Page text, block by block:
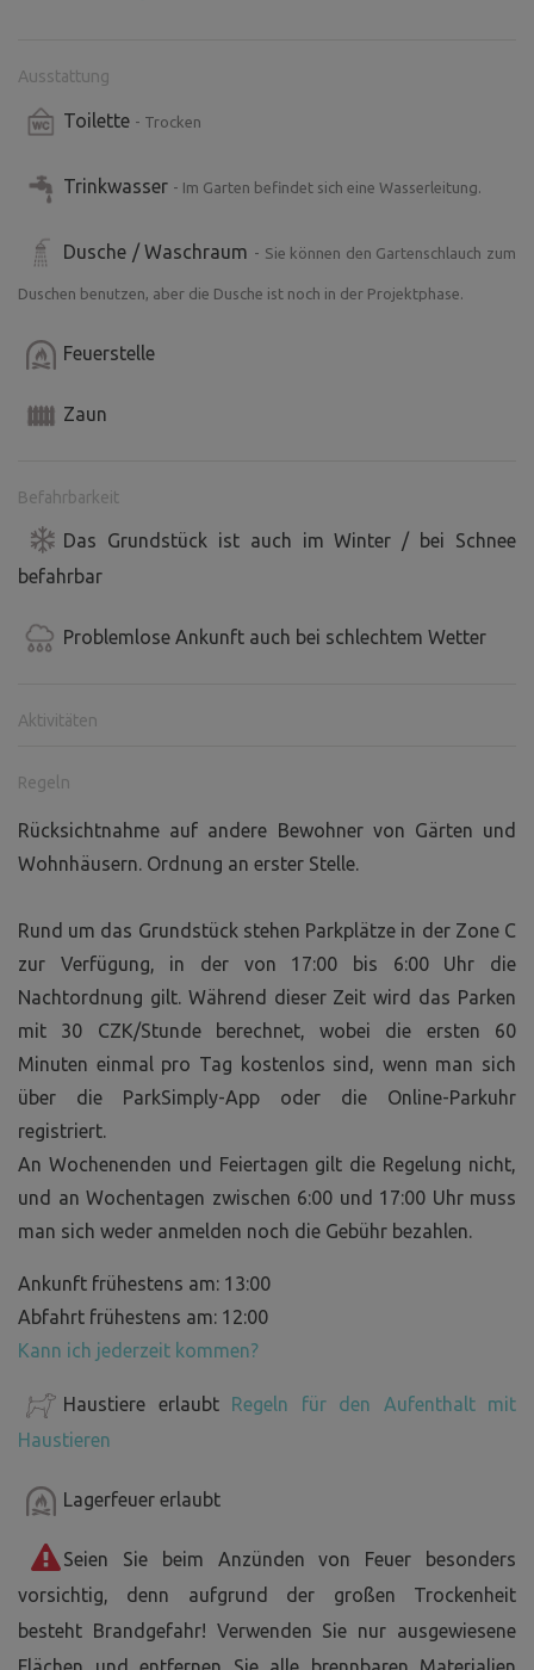
Ausstattung
Toilette - Trocken
Trinkwasser - Im Garten befindet sich eine Wasserleitung.
Dusche / Waschraum - Sie können den Gartenschlauch zum
Duschen benutzen, aber die Dusche ist noch in der Projektphase.
Feuerstelle
Zaun
Befahrbarkeit
Das Grundstück ist auch im Winter / bei Schnee
befahrbar
Problemlose Ankunft auch bei schlechtem Wetter
Aktivitäten
Regeln
Rücksichtnahme auf andere Bewohner von Gärten und
Wohnhäusern. Ordnung an erster Stelle.
Rund um das Grundstück stehen Parkplätze in der Zone C
zur Verfügung, in der von 17:00 bis 6:00 Uhr die
Nachtordnung gilt. Während dieser Zeit wird das Parken
mit 30 CZK/Stunde berechnet, wobei die ersten 60
Minuten einmal pro Tag kostenlos sind, wenn man sich
über die ParkSimply-App oder die Online-Parkuhr
registriert.
An Wochenenden und Feiertagen gilt die Regelung nicht,
und an Wochentagen zwischen 6:00 und 17:00 Uhr muss
man sich weder anmelden noch die Gebühr bezahlen.
Ankunft frühestens am: 13:00
Abfahrt frühestens am: 12:00
Kann ich jederzeit kommen?
Haustiere erlaubt Regeln für den Aufenthalt mit
Haustieren
Lagerfeuer erlaubt
Seien Sie beim Anzünden von Feuer besonders
vorsichtig, denn aufgrund der großen Trockenheit
besteht Brandgefahr! Verwenden Sie nur ausgewiesene